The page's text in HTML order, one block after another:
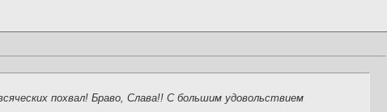
похвал! Браво, Слава!! С большим удовольствием